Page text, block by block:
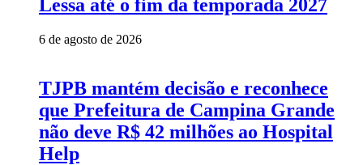
Lessa até o fim da temporada 2027
6 de agosto de 2026
TJPB mantém decisão e reconhece
que Prefeitura de Campina Grande
não deve R$ 42 milhões ao Hospital
Help